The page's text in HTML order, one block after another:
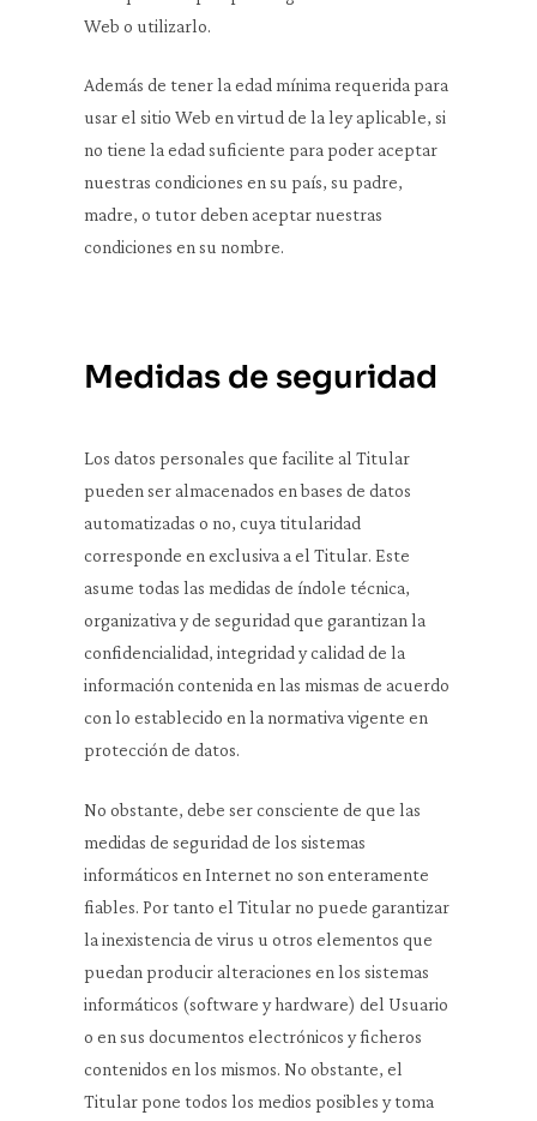
Web o utilizarlo.
Además de tener la edad mínima requerida para
usar el sitio Web en virtud de la ley aplicable, si
no tiene la edad suficiente para poder aceptar
nuestras condiciones en su país, su padre,
madre, o tutor deben aceptar nuestras
condiciones en su nombre.
Medidas de seguridad
Los datos personales que facilite al Titular
pueden ser almacenados en bases de datos
automatizadas o no, cuya titularidad
corresponde en exclusiva a el Titular. Este
asume todas las medidas de índole técnica,
organizativa y de seguridad que garantizan la
confidencialidad, integridad y calidad de la
información contenida en las mismas de acuerdo
con lo establecido en la normativa vigente en
protección de datos.
No obstante, debe ser consciente de que las
medidas de seguridad de los sistemas
informáticos en Internet no son enteramente
fiables. Por tanto el Titular no puede garantizar
la inexistencia de virus u otros elementos que
puedan producir alteraciones en los sistemas
informáticos (software y hardware) del Usuario
o en sus documentos electrónicos y ficheros
contenidos en los mismos. No obstante, el
Titular pone todos los medios posibles y toma